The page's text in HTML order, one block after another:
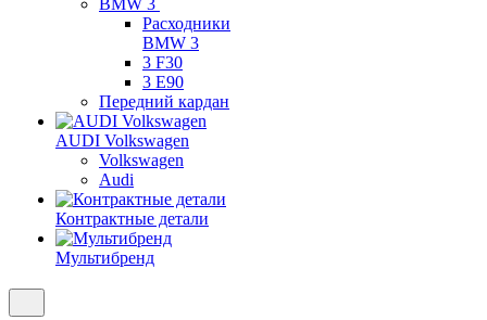
BMW 3
Расходники
BMW 3
3 F30
3 E90
Передний кардан
AUDI Volkswagen
Volkswagen
Audi
Контрактные детали
Мультибренд